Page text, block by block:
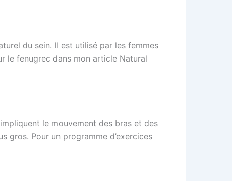
du sein. Il est utilisé par les femmes
le fenugrec dans mon article Natural
le mouvement des bras et des
gros. Pour un programme d’exercices